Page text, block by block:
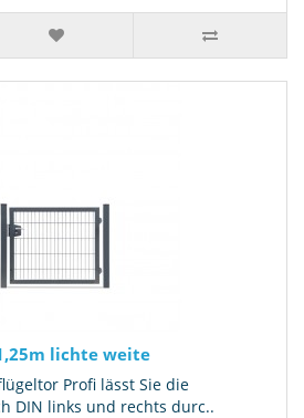
lichte weite
Profi lässt Sie die
DIN links und rechts durc..